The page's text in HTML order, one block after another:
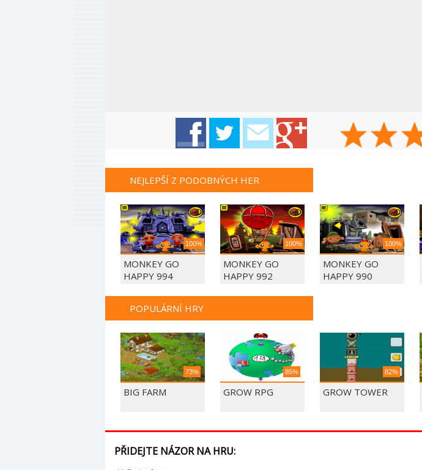
NEJLEPŠÍ Z PODOBNÝCH HER
100%
MONKEY GO
HAPPY 994
100%
MONKEY GO
HAPPY 992
100%
MONKEY GO
HAPPY 990
POPULÁRNÍ HRY
73%
BIG FARM
85%
GROW RPG
82%
GROW TOWER
PŘIDEJTE NÁZOR NA HRU: